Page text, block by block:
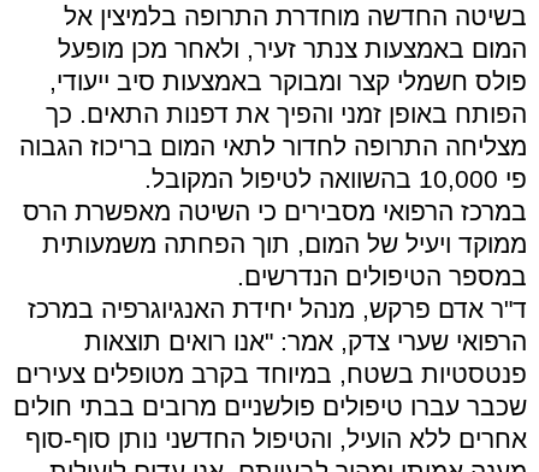
בשיטה החדשה מוחדרת התרופה בלמיצין אל
המום באמצעות צנתר זעיר, ולאחר מכן מופעל
פולס חשמלי קצר ומבוקר באמצעות סיב ייעודי,
הפותח באופן זמני והפיך את דפנות התאים. כך
מצליחה התרופה לחדור לתאי המום בריכוז הגבוה
פי 10,000 בהשוואה לטיפול המקובל.
במרכז הרפואי מסבירים כי השיטה מאפשרת הרס
ממוקד ויעיל של המום, תוך הפחתה משמעותית
במספר הטיפולים הנדרשים.
ד"ר אדם פרקש, מנהל יחידת האנגיוגרפיה במרכז
הרפואי שערי צדק, אמר: "אנו רואים תוצאות
פנטסטיות בשטח, במיוחד בקרב מטופלים צעירים
שכבר עברו טיפולים פולשניים מרובים בבתי חולים
אחרים ללא הועיל, והטיפול החדשני נותן סוף-סוף